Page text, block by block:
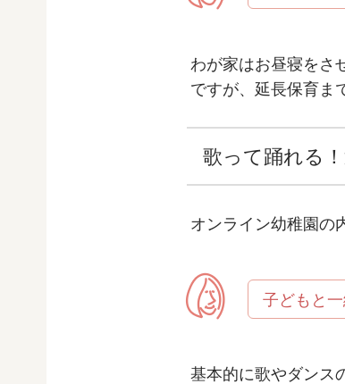
わが家はお昼寝をさ
ですが、延長保育ま
歌って踊れる
オンライン幼稚園の
子どもと
基本的に歌やダンス